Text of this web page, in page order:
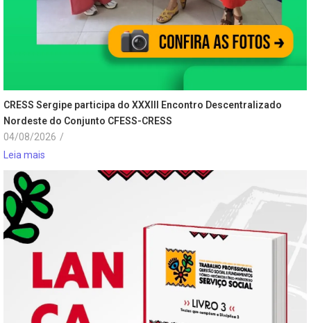
CRESS Sergipe participa do XXXIII Encontro Descentralizado
Nordeste do Conjunto CFESS-CRESS
04/08/2026 /
Leia mais